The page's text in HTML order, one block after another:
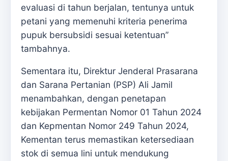
evaluasi di tahun berjalan, tentunya untuk
petani yang memenuhi kriteria penerima
pupuk bersubsidi sesuai ketentuan”
tambahnya.
Sementara itu, Direktur Jenderal Prasarana
dan Sarana Pertanian (PSP) Ali Jamil
menambahkan, dengan penetapan
kebijakan Permentan Nomor 01 Tahun 2024
dan Kepmentan Nomor 249 Tahun 2024,
Kementan terus memastikan ketersediaan
stok di semua lini untuk mendukung